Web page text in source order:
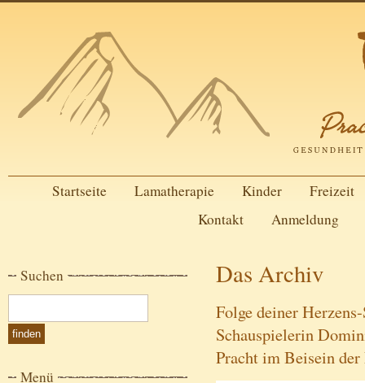
Startseite Lamatherapie Kinder
Freizeit
Kontakt
Anmeldung
Suchen
Menü
Das Archiv
Folge deiner
Schauspielerin
Pracht im Beisein der